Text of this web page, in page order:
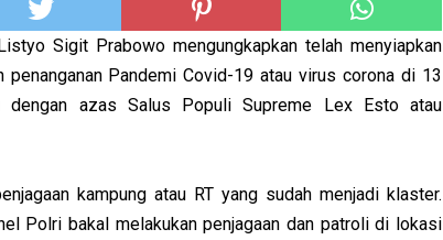
Sigit Prabowo mengungkapkan telah menyiapkan
Pandemi Covid-19 atau virus corona di 13
azas Salus Populi Supreme Lex Esto atau
kampung atau RT yang sudah menjadi klaster.
Polri bakal melakukan penjagaan dan patroli di lokasi